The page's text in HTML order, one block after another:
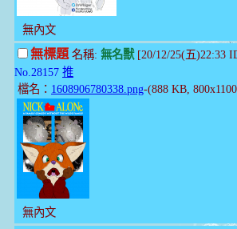
無內文
無標題名稱: 無名獸[20/12/25(五)22:33
No.28157 推
檔名： 1608906780338.png-(888 KB,
無內文